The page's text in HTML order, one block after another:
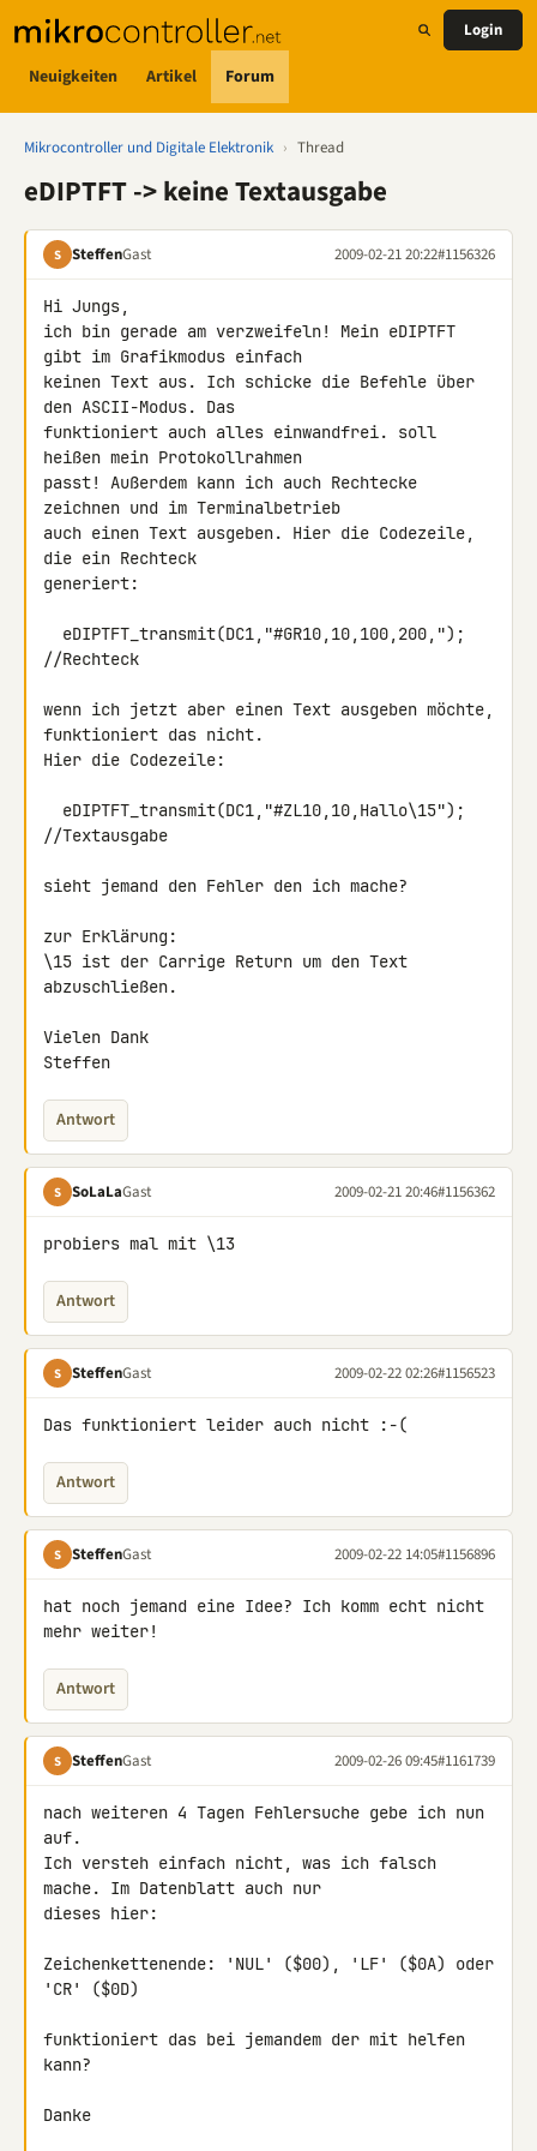
Neuigkeiten Artikel Forum
Login
Mikrocontroller und Digitale Elektronik › Thread
eDIPTFT -> keine Textausgabe
S SteffenGast 2009-02-21 20:22#1156326
Hi Jungs,
ich bin gerade am verzweifeln! Mein eDIPTFT
gibt im Grafikmodus einfach
keinen Text aus. Ich schicke die Befehle über
den ASCII-Modus. Das
funktioniert auch alles einwandfrei. soll
heißen mein Protokollrahmen
passt! Außerdem kann ich auch Rechtecke
zeichnen und im Terminalbetrieb
auch einen Text ausgeben. Hier die Codezeile,
die ein Rechteck
generiert:
//Rechteck
wenn ich jetzt aber einen Text ausgeben möchte,
funktioniert das nicht.
Hier die Codezeile:
//Textausgabe
sieht jemand den Fehler den ich mache?
zur Erklärung:
\15 ist der Carrige Return um den Text
abzuschließen.
Vielen Dank
Steffen
Antwort
S SoLaLaGast 2009-02-21 20:46#1156362
probiers mal mit \13
Antwort
S SteffenGast 2009-02-22 02:26#1156523
Das funktioniert leider auch nicht :-(
Antwort
S SteffenGast 2009-02-22 14:05#1156896
hat noch jemand eine Idee? Ich komm echt nicht
mehr weiter!
Antwort
S SteffenGast 2009-02-26 09:45#1161739
nach weiteren 4 Tagen Fehlersuche gebe ich nun
auf.
Ich versteh einfach nicht, was ich falsch
mache. Im Datenblatt auch nur
dieses hier:
Zeichenkettenende: 'NUL' ($00), 'LF' ($0A) oder
'CR' ($0D)
funktioniert das bei jemandem der mit helfen
kann?
Danke